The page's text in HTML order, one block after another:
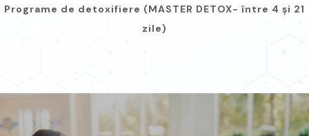
Programe de detoxifiere (MASTER DETOX- între 4 și 21
zile)